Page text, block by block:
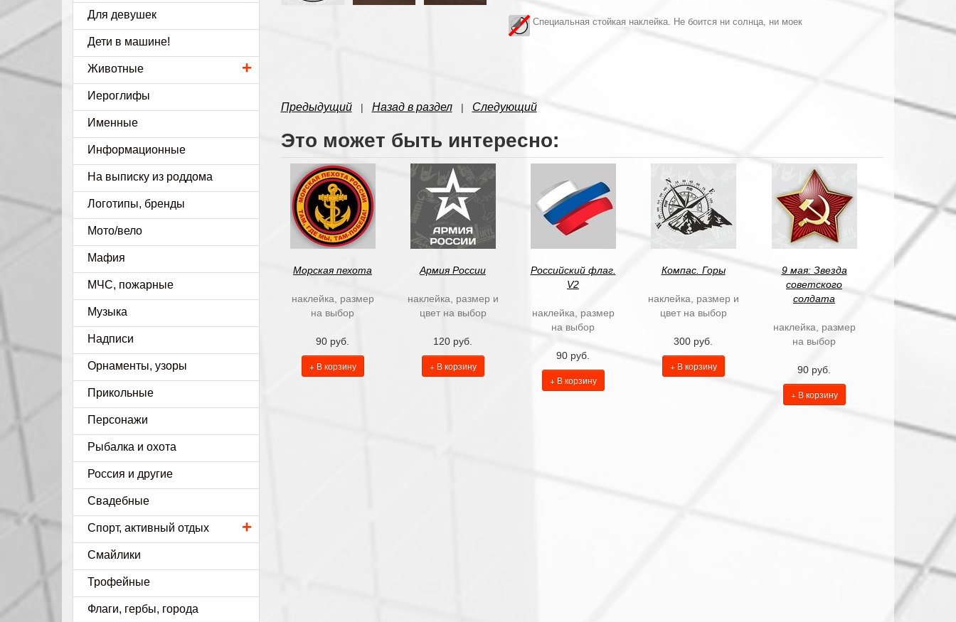
Специальная стойкая наклейка. Не боится ни солнца, ни моек
Предыдущий| Назад в раздел| Следующий
Это может быть интересно:
Морская пехота
наклейка, размер
на выбор
90 руб.
+ В корзину
Армия России
наклейка, размер и
цвет на выбор
120 руб.
+ В корзину
Российский флаг.
V2
наклейка, размер
на выбор
90 руб.
+ В корзину
Компас. Горы
наклейка, размер и
цвет на выбор
300 руб.
+ В корзину
9 мая: Звезда
советского
солдата
наклейка, размер
на выбор
90 руб.
+ В корзину
Для девушек
Дети в машине!
+
Животные
Иероглифы
Именные
Информационные
На выписку из роддома
Логотипы, бренды
Мото/вело
Мафия
МЧС, пожарные
Музыка
Надписи
Орнаменты, узоры
Прикольные
Персонажи
Рыбалка и охота
Россия и другие
Свадебные
+
Спорт, активный отдых
Смайлики
Трофейные
Флаги, гербы, города